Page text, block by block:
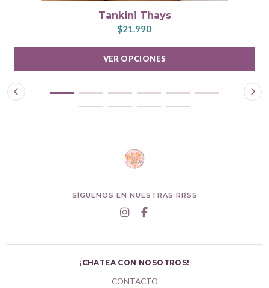
Tankini Thays
$21.990
VER OPCIONES
SÍGUENOS EN NUESTRAS RRSS
¡CHATEA CON NOSOTROS!
CONTACTO